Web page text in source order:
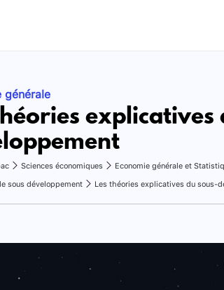
générale
explicatives
Sciences économiques
Economie générale et
sous développement
Les théories explicatives du sous-